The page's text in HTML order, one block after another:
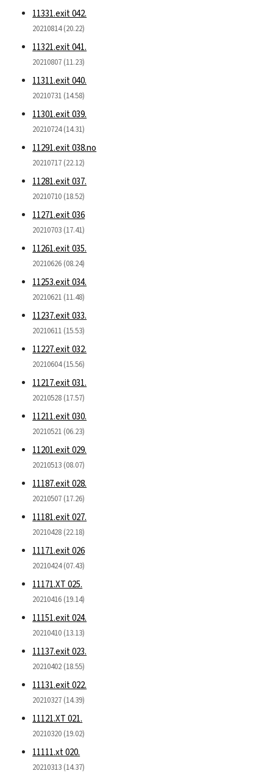
11331.exit 042.
20210814 (20.22)
11321.exit 041.
20210807 (11.23)
11311.exit 040.
20210731 (14.58)
11301.exit 039.
20210724 (14.31)
11291.exit 038.no
20210717 (22.12)
11281.exit 037.
20210710 (18.52)
11271.exit 036
20210703 (17.41)
11261.exit 035.
20210626 (08.24)
11253.exit 034.
20210621 (11.48)
11237.exit 033.
20210611 (15.53)
11227.exit 032.
20210604 (15.56)
11217.exit 031.
20210528 (17.57)
11211.exit 030.
20210521 (06.23)
11201.exit 029.
20210513 (08.07)
11187.exit 028.
20210507 (17.26)
11181.exit 027.
20210428 (22.18)
11171.exit 026
20210424 (07.43)
11171.XT 025.
20210416 (19.14)
11151.exit 024.
20210410 (13.13)
11137.exit 023.
20210402 (18.55)
11131.exit 022.
20210327 (14.39)
11121.XT 021.
20210320 (19.02)
11111.xt 020.
20210313 (14.37)